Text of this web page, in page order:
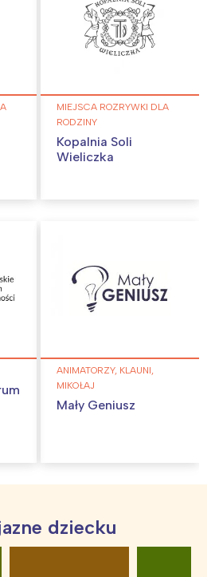
MIEJSCA ROZRYWKI DLA
RODZINY
Kopalnia Soli
Wieliczka
ANIMATORZY, KLAUNI,
MIKOŁAJ
Mały Geniusz
dziecku
wydarzenia z
regionu: